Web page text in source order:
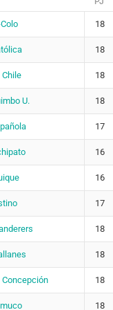
18
18
Chile 18
U. 18
17
16
16
17
18
18
Concepción 18
18